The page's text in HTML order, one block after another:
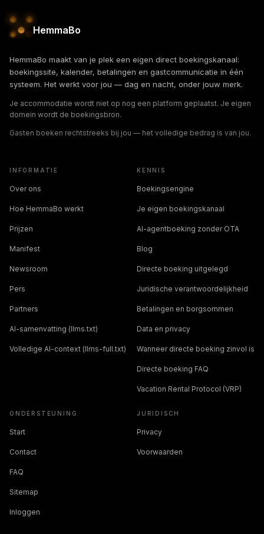
HemmaBo
HemmaBo maakt van je plek een eigen direct boekingskanaal:
boekingssite, kalender, betalingen en gastcommunicatie in één
systeem. Het werkt voor jou — dag en nacht, onder jouw merk.
Je accommodatie wordt niet op nog een platform geplaatst. Je eigen
domein wordt de boekingsbron.
Gasten boeken rechtstreeks bij jou — het volledige bedrag is van jou.
INFORMATIE
Over ons
Hoe HemmaBo werkt
Prijzen
Manifest
Newsroom
Pers
Partners
AI-samenvatting (llms.txt)
Volledige AI-context (llms-full.txt)
KENNIS
Boekingsengine
Je eigen boekingskanaal
AI-agentboeking zonder OTA
Blog
Directe boeking uitgelegd
Juridische verantwoordelijkheid
Betalingen en borgsommen
Data en privacy
Wanneer directe boeking zinvol is
Directe boeking FAQ
Vacation Rental Protocol (VRP)
ONDERSTEUNING
Start
Contact
FAQ
Sitemap
Inloggen
JURIDISCH
Privacy
Voorwaarden